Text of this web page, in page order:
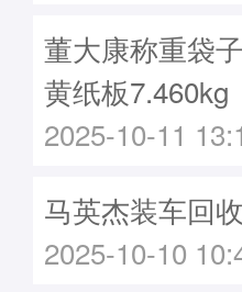
董大康称重袋
黄纸板7.460kg
2025-10-11
马英杰装车回
2025-10-10